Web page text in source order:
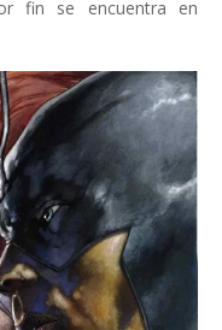
fin se encuentra en